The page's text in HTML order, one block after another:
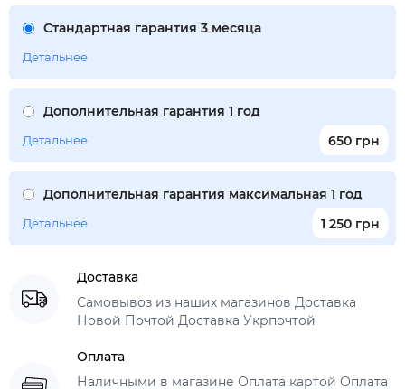
Стандартная гарантия 3 месяца
Детальнее
Дополнительная гарантия 1 год
650 грн
Детальнее
Дополнительная гарантия максимальная 1 год
1 250 грн
Детальнее
Доставка
Самовывоз из наших магазинов Доставка
Новой Почтой Доставка Укрпочтой
Оплата
Наличными в магазине Оплата картой Оплата